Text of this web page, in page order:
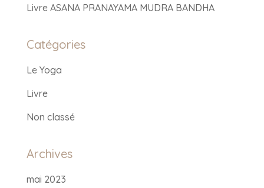
Livre ASANA PRANAYAMA MUDRA BANDHA
Catégories
Le Yoga
Livre
Non classé
Archives
mai 2023